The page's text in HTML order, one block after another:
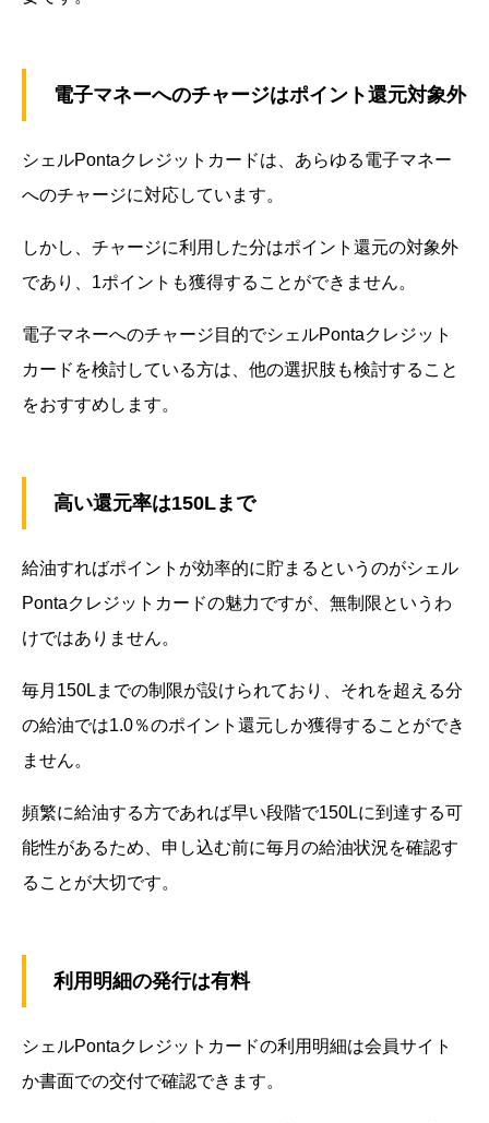
電子マネーへのチャージはポイント還元対象外
シェルPontaクレジットカードは、あらゆる電子マネー
へのチャージに対応しています。
しかし、チャージに利用した分はポイント還元の対象外
であり、1ポイントも獲得することができません。
電子マネーへのチャージ目的でシェルPontaクレジット
カードを検討している方は、他の選択肢も検討すること
をおすすめします。
高い還元率は150Lまで
給油すればポイントが効率的に貯まるというのがシェル
Pontaクレジットカードの魅力ですが、無制限というわ
けではありません。
毎月150Lまでの制限が設けられており、それを超える分
の給油では1.0％のポイント還元しか獲得することができ
ません。
頻繁に給油する方であれば早い段階で150Lに到達する可
能性があるため、申し込む前に毎月の給油状況を確認す
ることが大切です。
利用明細の発行は有料
シェルPontaクレジットカードの利用明細は会員サイト
か書面での交付で確認できます。